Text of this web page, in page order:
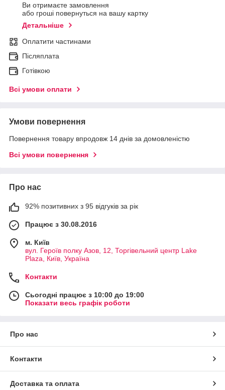
Ви отримаєте замовлення
або гроші повернуться на вашу картку
Детальніше
Оплатити частинами
Післяплата
Готівкою
Всі умови оплати
Умови повернення
Повернення товару впродовж 14 днів за домовленістю
Всі умови повернення
Про нас
92% позитивних з 95 відгуків за рік
Працює з 30.08.2016
м. Київ
вул. Героїв полку Азов, 12, Торгівельний центр Lake
Plaza, Київ, Україна
Контакти
Сьогодні працює з 10:00 до 19:00
Показати весь графік роботи
Про нас
Контакти
Доставка та оплата